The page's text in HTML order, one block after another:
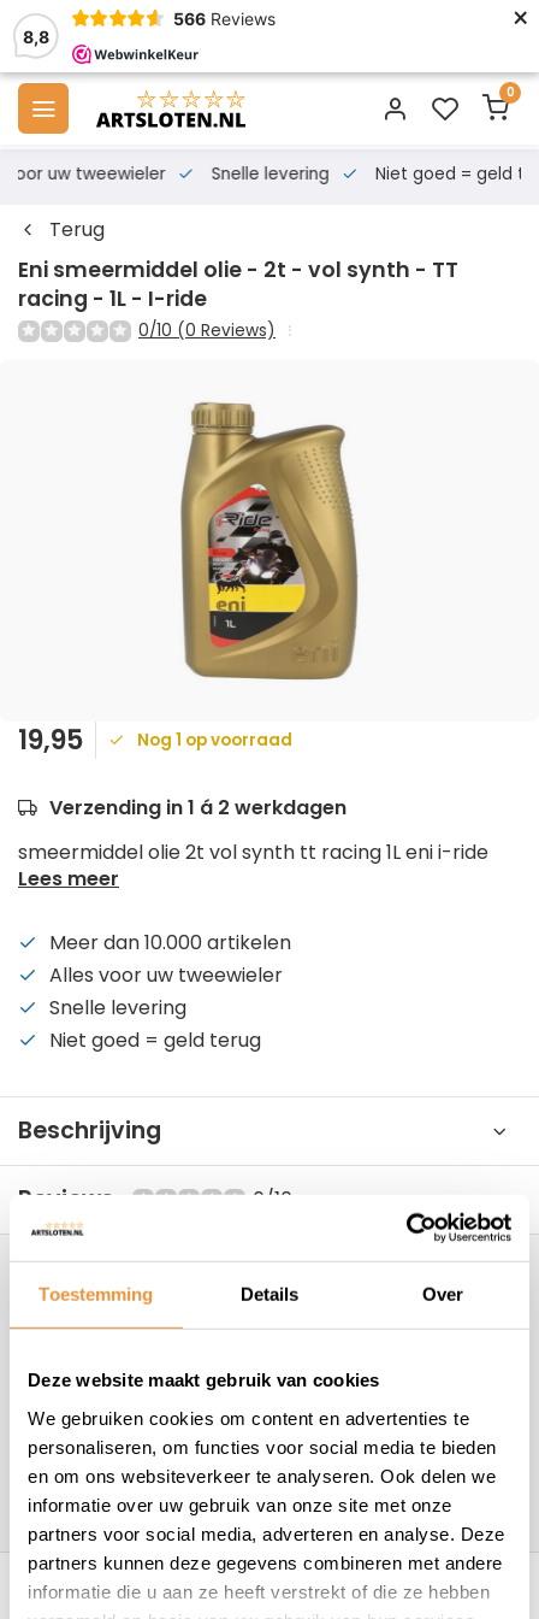
8,8
566 Reviews ×
Toestemming Details Over
Deze website maakt gebruik van cookies
We gebruiken cookies om content en advertenties te
personaliseren, om functies voor social media te bieden
en om ons websiteverkeer te analyseren. Ook delen we
informatie over uw gebruik van onze site met onze
partners voor social media, adverteren en analyse. Deze
partners kunnen deze gegevens combineren met andere
informatie die u aan ze heeft verstrekt of die ze hebben
0
voor uw tweewieler Snelle levering Niet goed = geld
Terug
Eni smeermiddel olie - 2t - vol synth - TT
racing - 1L - I-ride
0/10 (0 Reviews)
19,95 Nog 1 op voorraad
Verzending in 1 á 2 werkdagen
smeermiddel olie 2t vol synth tt racing 1L eni i-ride
Lees meer
Meer dan 10.000 artikelen
Alles voor uw tweewieler
Snelle levering
Niet goed = geld terug
Beschrijving
Reviews 0/10
Hoe kunnen wij je helpen?
info@artsloten.nl
157 klanten geven een 4.7 /5 op
Recent bekeken